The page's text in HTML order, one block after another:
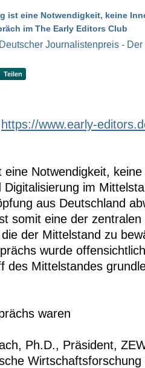
ist eine Notwendigkeit, keine
im The Early Editors Club
Journalistenpreis -
https://www.early-
eine Notwendigkeit,
im
aus Deutschland
somit eine der zentralen
der Mittelstand zu
wurde
des Mittelstandes
waren
Ph.D., Präsident,
Wirtschaftsforschung